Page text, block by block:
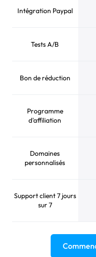
Intégration Paypal
Tests A/B
Bon de réduction
Programme
d'affiliation
Domaines
personnalisés
Support client 7 jours
sur 7